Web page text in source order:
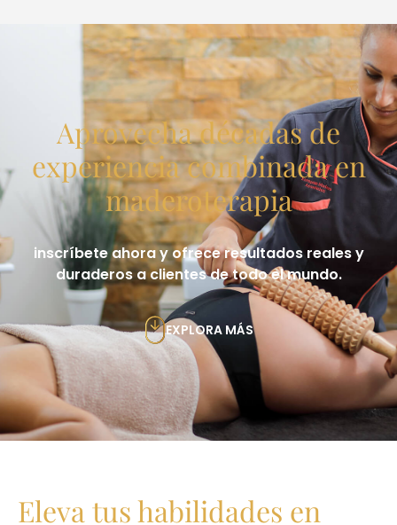
Aprovecha décadas de
experiencia combinada en
maderoterapia
inscríbete ahora y ofrece resultados reales y
duraderos a clientes de todo el mundo.
EXPLORA MÁS
Eleva tus habilidades en